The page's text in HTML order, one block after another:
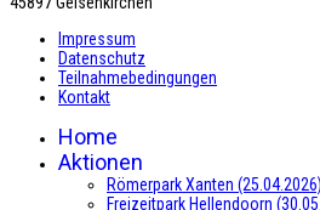
Impressum
Datenschutz
Teilnahmebedingungen
Kontakt
Home
Aktionen
Römerpark Xanten (25.04.2026)
Freizeitpark Hellendoorn